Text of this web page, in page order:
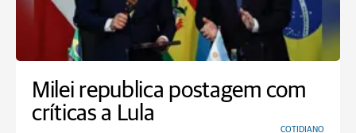
Milei republica postagem com
críticas a Lula
COTIDIANO